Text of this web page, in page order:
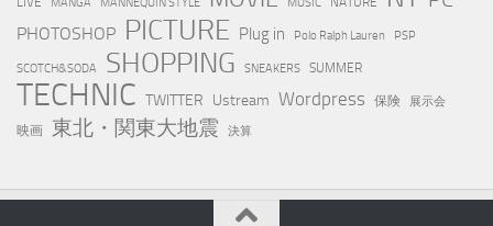
PHOTOSHOP PICTURE Plug in Polo Ralph Lauren PSP
SCOTCH&SODA SHOPPING SNEAKERS SUMMER
TECHNIC TWITTER Ustream Wordpress 保険 展示会
映画 東北・関東大地震 決算